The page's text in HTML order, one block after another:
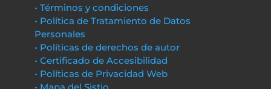
• Términos y condiciones
• Política de Tratamiento de Datos
Personales
• Políticas de derechos de autor
• Certificado de Accesibilidad
• Políticas de Privacidad Web